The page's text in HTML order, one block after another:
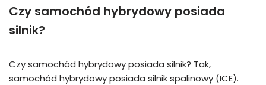
Czy samochód hybrydowy posiada
silnik?
Czy samochód hybrydowy posiada silnik? Tak,
samochód hybrydowy posiada silnik spalinowy (ICE).